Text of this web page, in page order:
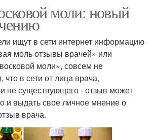
моли: новый
ищут в сети интернет информацию
моль отзывы врачей» или
моли», совсем не
в сети от лица врача,
не существующего - отзыв может
и выдать свое личное мнение о
врача.